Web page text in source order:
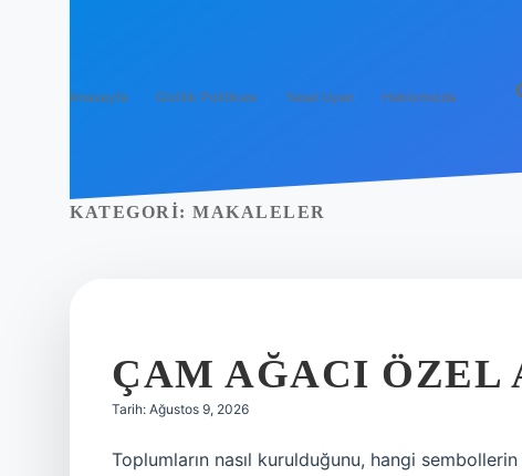
Anasayfa Gizlilik Politikası Yasal Uyarı Hakkımızda
KATEGORI: MAKALELER
ÇAM AĞACI ÖZEL
Tarih: Ağustos 9, 2026
Toplumların nasıl kurulduğunu, hangi